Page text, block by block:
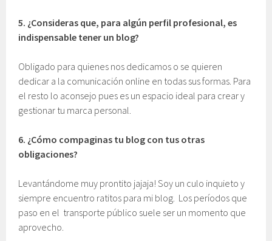
5. ¿Consideras que, para algún perfil profesional, es
indispensable tener un blog?
Obligado para quienes nos dedicamos o se quieren
dedicar a la comunicación online en todas sus formas. Para
el resto lo aconsejo pues es un espacio ideal para crear y
gestionar tu marca personal.
6. ¿Cómo compaginas tu blog con tus otras
obligaciones?
Levantándome muy prontito jajaja! Soy un culo inquieto y
siempre encuentro ratitos para mi blog. Los períodos que
paso en el transporte público suele ser un momento que
aprovecho.